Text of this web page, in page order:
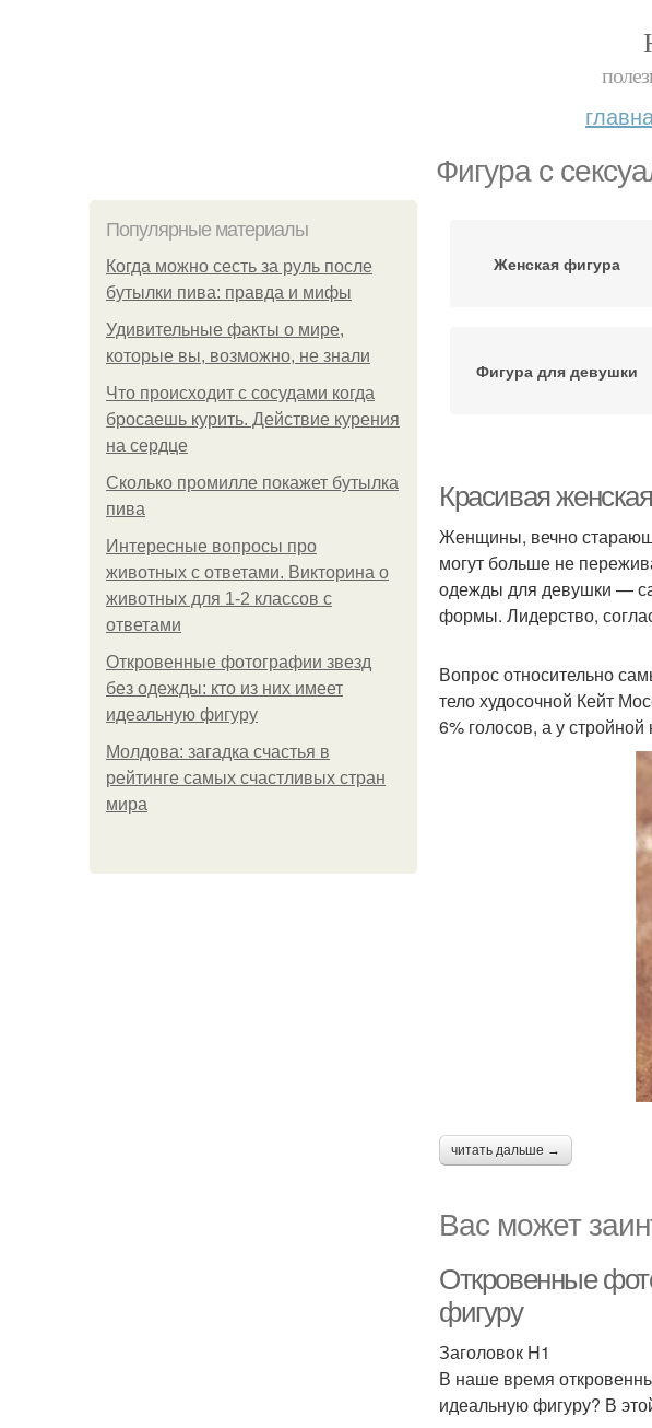
Фигура с
Популярные материалы
Когда можно сесть за руль после
бутылки пива: правда и мифы
Удивительные факты о мире,
которые вы, возможно, не знали
Что происходит с сосудами когда
бросаешь курить. Действие курения
на сердце
Сколько промилле покажет бутылка
пива
Интересные вопросы про
животных с ответами. Викторина о
животных для 1-2 классов с
ответами
Откровенные фотографии звезд
без одежды: кто из них имеет
идеальную фигуру
Молдова: загадка счастья в
рейтинге самых счастливых стран
мира
Женская фигура
Фигура для девушки
Красивая
Женщины, вечно
могут больше не
одежды для девушки —
формы. Лидерство,
Вопрос относительно
тело худосочной Кейт
6% голосов, а у
читать дальше →
Вас может
Откровенные
фигуру
Заголовок H1
В наше время
идеальную фигуру? В